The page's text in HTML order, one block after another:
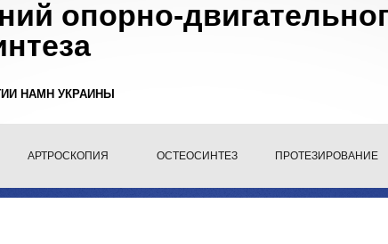
опорно-
НАМН УКРАИНЫ
АРТРОСКОПИЯ ОСТЕОСИНТЕЗ ПРОТЕЗИРОВАНИЕ